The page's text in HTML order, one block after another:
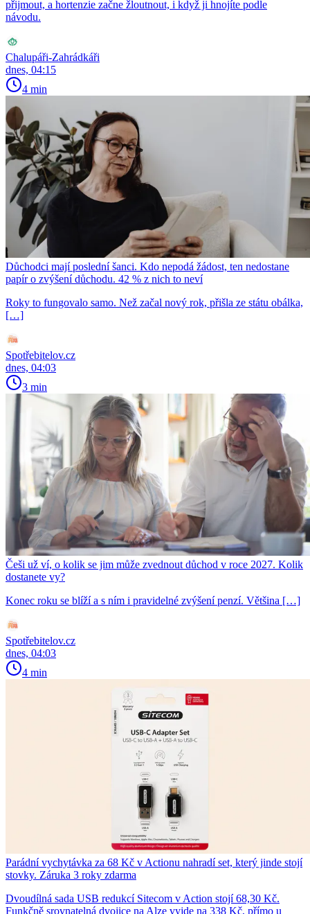
přijmout, a hortenzie začne žloutnout, i když ji hnojíte podle
návodu.
Chalupáři-Zahrádkáři
dnes, 04:15
4 min
Důchodci mají poslední šanci. Kdo nepodá žádost, ten nedostane
papír o zvýšení důchodu. 42 % z nich to neví
Roky to fungovalo samo. Než začal nový rok, přišla ze státu obálka,
[…]
Spotřebitelov.cz
dnes, 04:03
3 min
Češi už ví, o kolik se jim může zvednout důchod v roce 2027. Kolik
dostanete vy?
Konec roku se blíží a s ním i pravidelné zvýšení penzí. Většina […]
Spotřebitelov.cz
dnes, 04:03
4 min
Parádní vychytávka za 68 Kč v Actionu nahradí set, který jinde stojí
stovky. Záruka 3 roky zdarma
Dvoudílná sada USB redukcí Sitecom v Action stojí 68,30 Kč.
Funkčně srovnatelná dvojice na Alze vyjde na 338 Kč, přímo u